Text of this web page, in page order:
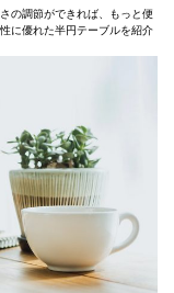
の調節ができれば、もっと便
に優れた半円テーブルを紹介